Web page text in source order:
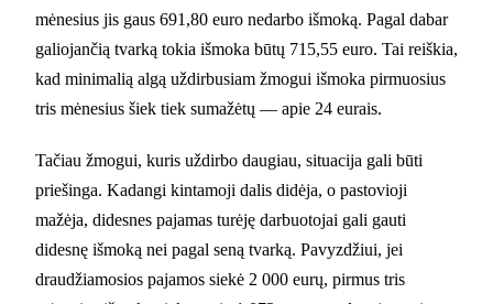
mėnesius jis gaus 691,80 euro nedarbo išmoką. Pagal dabar
galiojančią tvarką tokia išmoka būtų 715,55 euro. Tai reiškia,
kad minimalią algą uždirbusiam žmogui išmoka pirmuosius
tris mėnesius šiek tiek sumažėtų — apie 24 eurais.
Tačiau žmogui, kuris uždirbo daugiau, situacija gali būti
priešinga. Kadangi kintamoji dalis didėja, o pastovioji
mažėja, didesnes pajamas turėję darbuotojai gali gauti
didesnę išmoką nei pagal seną tvarką. Pavyzdžiui, jei
draudžiamosios pajamos siekė 2 000 eurų, pirmus tris